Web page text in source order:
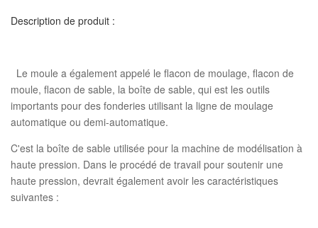
Description de produit :
Le moule a également appelé le flacon de moulage, flacon de
moule, flacon de sable, la boîte de sable, qui est les outils
importants pour des fonderies utilisant la ligne de moulage
automatique ou demi-automatique.
C'est la boîte de sable utilisée pour la machine de modélisation à
haute pression. Dans le procédé de travail pour soutenir une
haute pression, devrait également avoir les caractéristiques
suivantes :